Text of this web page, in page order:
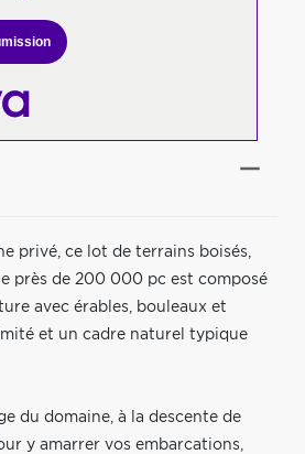
privé, ce lot de terrains boisés,
près de 200 000 pc est composé
avec érables, bouleaux et
et un cadre naturel typique
du domaine, à la descente de
y amarrer vos embarcations,